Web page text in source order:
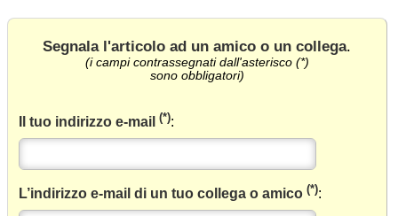
Segnala l'articolo ad un amico o un collega.
(i campi contrassegnati dall'asterisco (*)
sono obbligatori)
Il tuo indirizzo e-mail(*):
L’indirizzo e-mail di un tuo collega o amico(*):